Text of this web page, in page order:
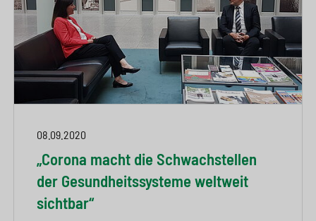
08.09.2020
„Corona macht die Schwachstellen
der Gesundheitssysteme weltweit
sichtbar“